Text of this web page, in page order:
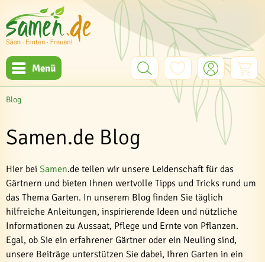
Menü
Blog
Samen.de Blog
Hier bei Samen.de teilen wir unsere Leidenschaft für das
Gärtnern und bieten Ihnen wertvolle Tipps und Tricks rund um
das Thema Garten. In unserem Blog finden Sie täglich
hilfreiche Anleitungen, inspirierende Ideen und nützliche
Informationen zu Aussaat, Pflege und Ernte von Pflanzen.
Egal, ob Sie ein erfahrener Gärtner oder ein Neuling sind,
unsere Beiträge unterstützen Sie dabei, Ihren Garten in ein